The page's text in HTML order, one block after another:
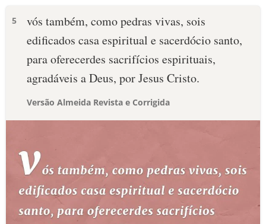
5
vós também, como pedras vivas, sois
edificados casa espiritual e sacerdócio santo,
para oferecerdes sacrifícios espirituais,
agradáveis a Deus, por Jesus Cristo.
Versão Almeida Revista e Corrigida